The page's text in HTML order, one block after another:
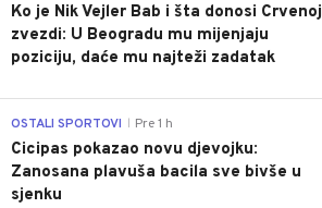
Ko je Nik Vejler Bab i šta donosi Crvenoj
zvezdi: U Beogradu mu mijenjaju
poziciju, daće mu najteži zadatak
OSTALI SPORTOVI Pre 1 h
Cicipas pokazao novu djevojku:
Zanosana plavuša bacila sve bivše u
sjenku